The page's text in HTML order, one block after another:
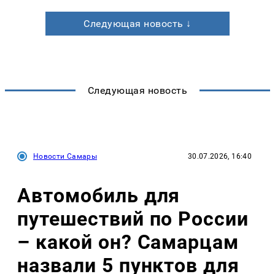
Следующая новость ↓
Следующая новость
Новости Самары 30.07.2026, 16:40
Автомобиль для
путешествий по России
– какой он? Самарцам
назвали 5 пунктов для